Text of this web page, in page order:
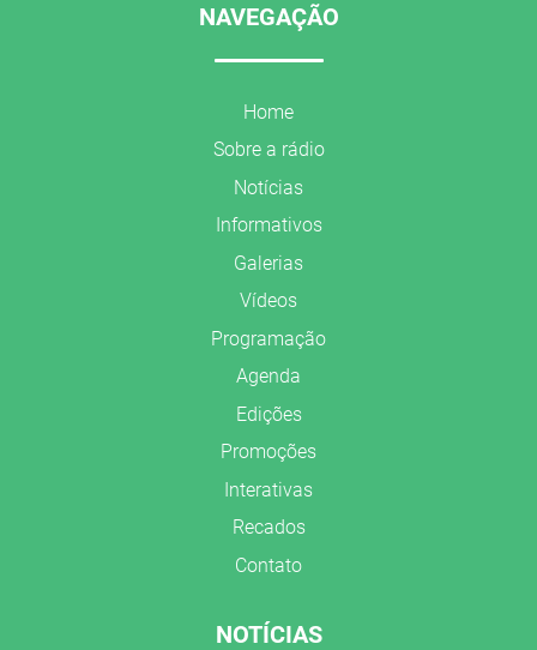
NAVEGAÇÃO
Home
Sobre a rádio
Notícias
Informativos
Galerias
Vídeos
Programação
Agenda
Edições
Promoções
Interativas
Recados
Contato
NOTÍCIAS